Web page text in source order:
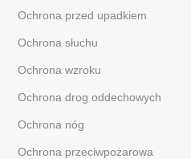
Ochrona przed upadkiem
Ochrona słuchu
Ochrona wzroku
Ochrona drog oddechowych
Ochrona nóg
Ochrona przeciwpożarowa